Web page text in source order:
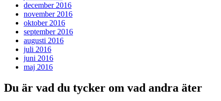
december 2016
november 2016
oktober 2016
september 2016
augusti 2016
juli 2016
juni 2016
maj 2016
Du är vad du tycker om vad andra äter